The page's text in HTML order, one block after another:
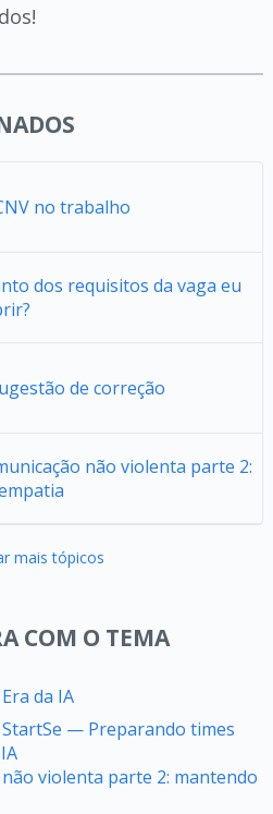
no trabalho
dos requisitos da vaga eu
de correção
não violenta parte 2:
mais tópicos
COM O TEMA
da IA
StartSe — Preparando times
violenta parte 2: mantendo